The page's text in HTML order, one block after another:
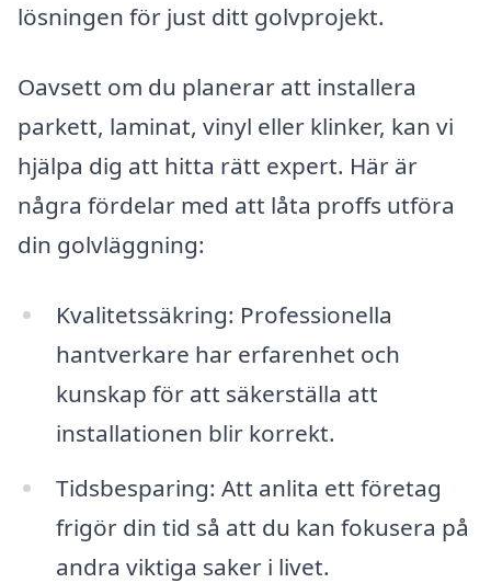
lösningen för just ditt golvprojekt.
Oavsett om du planerar att installera
parkett, laminat, vinyl eller klinker, kan vi
hjälpa dig att hitta rätt expert. Här är
några fördelar med att låta proffs utföra
din golvläggning:
Kvalitetssäkring: Professionella
hantverkare har erfarenhet och
kunskap för att säkerställa att
installationen blir korrekt.
Tidsbesparing: Att anlita ett företag
frigör din tid så att du kan fokusera på
andra viktiga saker i livet.